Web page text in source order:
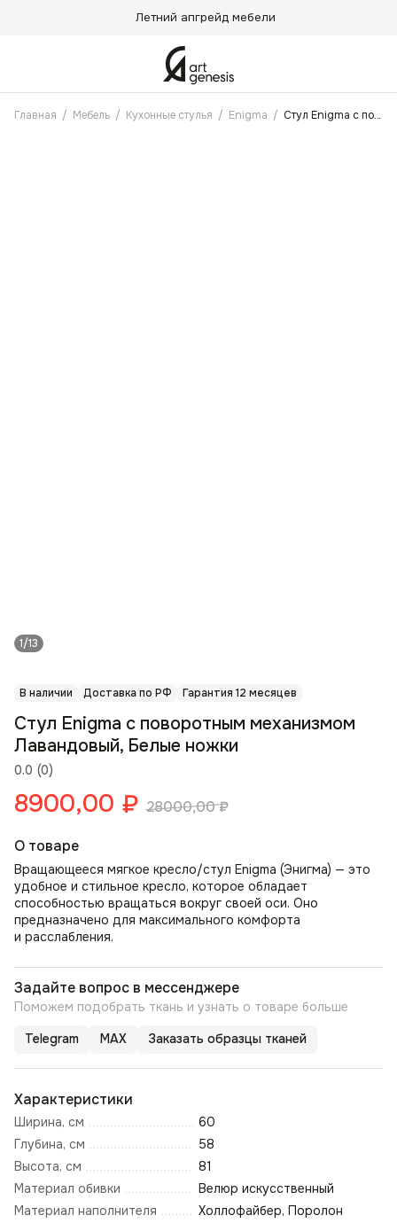
Летний апгрейд мебели
Главная / Мебель / Кухонные стулья / Enigma / Стул Enigma с поворотным механизмом Лавандовый, Белые ножки
1/13
В наличии Доставка по РФ Гарантия 12 месяцев
0.0 (0)
Стул Enigma с поворотным механизмом
Лавандовый, Белые ножки
8900,00 ₽ 28000,00₽
О товаре
Вращающееся мягкое кресло/стул Enigma (Энигма) — это
удобное и стильное кресло, которое обладает
способностью вращаться вокруг своей оси. Оно
предназначено для максимального комфорта
и расслабления.
Задайте вопрос в мессенджере
Поможем подобрать ткань и узнать о товаре больше
Telegram MAX Заказать образцы тканей
Характеристики
Ширина, см
60
Глубина, см
58
Высота, см
81
Материал обивки
Велюр искусственный
Материал наполнителя
Холлофайбер, Поролон